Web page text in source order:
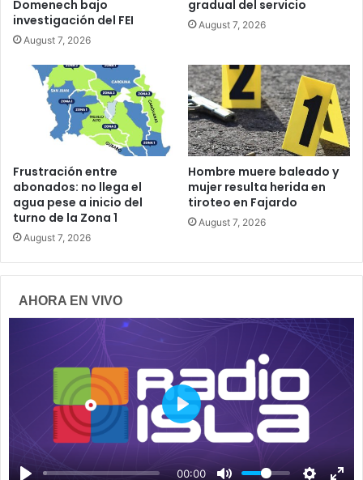
Domenech bajo
investigación del FEI
August 7, 2026
gradual del servicio
August 7, 2026
Frustración entre
abonados: no llega el
agua pese a inicio del
turno de la Zona 1
August 7, 2026
Hombre muere baleado y
mujer resulta herida en
tiroteo en Fajardo
August 7, 2026
AHORA EN VIVO
00:00
P
a
y